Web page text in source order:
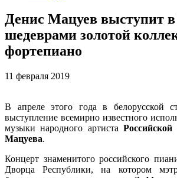
Денис Мацуев выступит
шедеврами золотой
фортепиано
11 февраля 2019
В апреле этого года в белорусской
выступление всемирно известного
музыки народного артиста
Мацуева.
Концерт знаменитого российского
Дворца Республики, на котором